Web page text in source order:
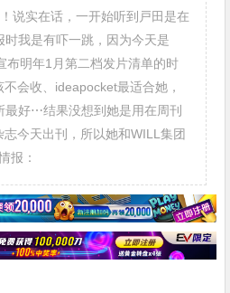
说实在话，一开始听到戸田是在
我是有吓一跳，因为今天是
布明年1月第二档发片清单的时
会收、ideapocket最适合她，
最好⋯结果没想到她是用在周刊
今天出刊，所以她和WILL集团
报：